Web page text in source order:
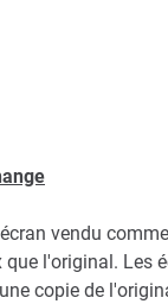
vendu
l'original. Les
copie de